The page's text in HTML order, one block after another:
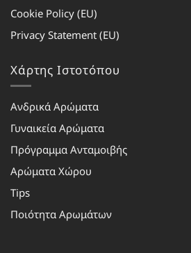
Cookie Policy (EU)
Privacy Statement (EU)
Χάρτης Ιστοτόπου
Ανδρικά Αρώματα
Γυναικεία Αρώματα
Πρόγραμμα Ανταμοιβής
Αρώματα Χώρου
Tips
Ποιότητα Αρωμάτων